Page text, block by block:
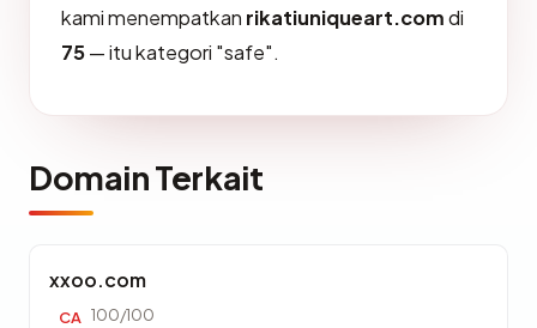
kami menempatkan rikatiuniqueart.comdi
75— itu kategori "safe".
Domain Terkait
xxoo.com
CA 100/100